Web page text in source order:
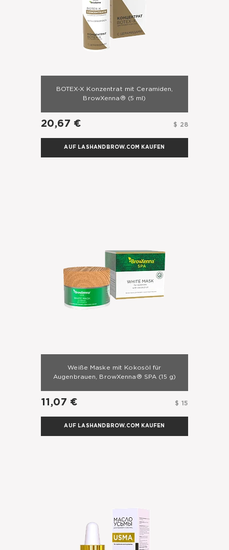
BOTEX-X Konzentrat mit Ceramiden,
BrowXenna® (5 ml)
20,67 € $ 28
AUF LASHANDBROW.COM KAUFEN
Weiße Maske mit Kokosöl für
Augenbrauen, BrowXenna® SPA (15 g)
11,07 € $ 15
AUF LASHANDBROW.COM KAUFEN